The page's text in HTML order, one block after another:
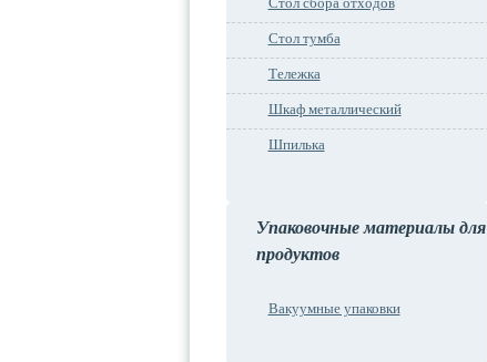
Стол тумба
Тележка
Шкаф металлический
Шпилька
Упаковочные материалы для
продуктов
Вакуумные упаковки